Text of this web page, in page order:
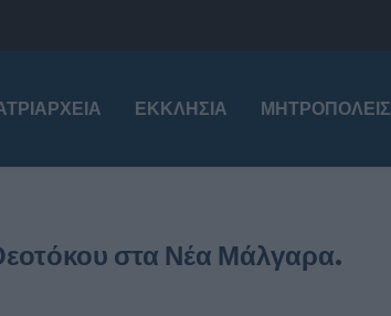
ΕΚΚΛΗΣΊΑ ΜΗΤΡΟΠΌΛΕΙΣ
στα Νέα Μάλγαρα.